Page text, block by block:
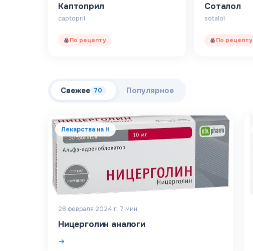
Каптоприл
captopril
По рецепту
Соталол
sotalol
По рецепту
Свежее 70 Популярное
Лекарства на Н
28 февраля 2024 г.·7 мин
Ницерголин аналоги